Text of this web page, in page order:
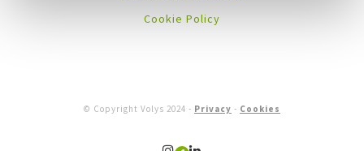
Cookie Policy
© Copyright Volys 2024 - Privacy - Cookies